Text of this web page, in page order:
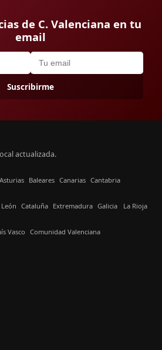
de C. Valenciana en tu
email
Suscribirme
actualizada.
Asturias Baleares Canarias Cantabria
Cataluña Extremadura Galicia La Rioja
Vasco Comunidad Valenciana